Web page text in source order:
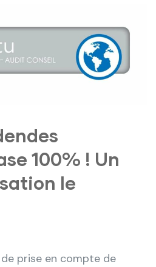
100% ! Un
le
prise en compte de